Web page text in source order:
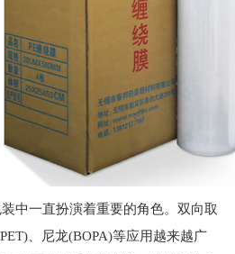
中一直扮演着重要的角色。双向取
、尼龙(BOPA)等应用越来越广